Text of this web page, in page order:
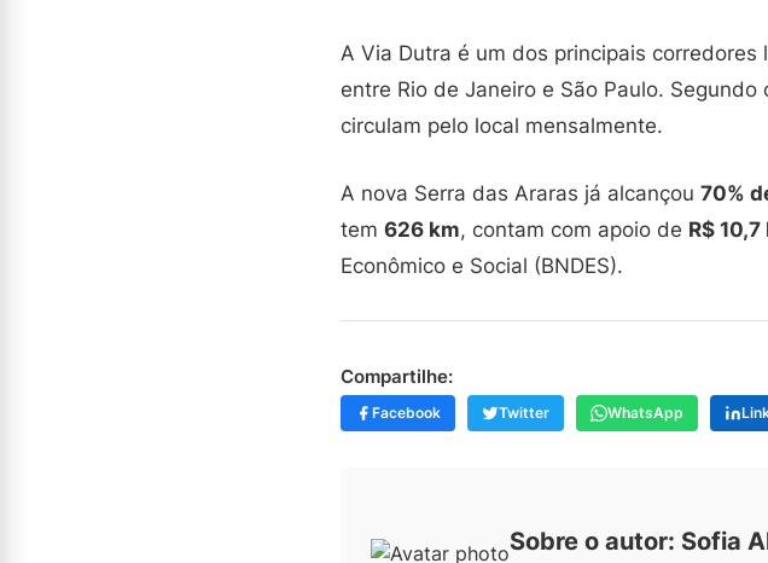
A Via Dutra é um dos principais
entre Rio de Janeiro e São Paulo.
circulam pelo local mensalmente.
A nova Serra das Araras já alcançou 70%
tem 626 km, contam com apoio de R$
Econômico e Social (BNDES).
Compartilhe:
Facebook Twitter WhatsApp
Sobre o autor: Sofia